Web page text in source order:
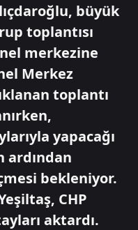
büyük
toplantısı
merkezine
Merkez
toplantı
yapacağı
bekleniyor.
CHP
aktardı.